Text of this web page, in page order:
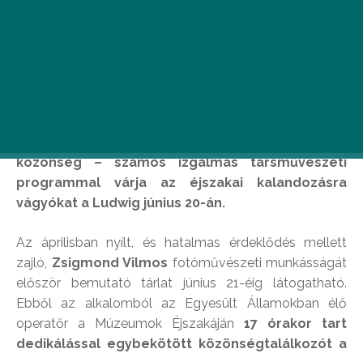
közönség – számos izgalmas társművészeti
programmal várja az éjszakai kalandozásra
vágyókat a Ludwig június 20-án.
Az áprilisban nyílt, és hatalmas érdeklődés mellett
zajló, Zsigmond Vilmos fotóművészeti munkásságát
először bemutató tárlat június 21-éig látogatható.
Ebből az alkalomból az Egyesült Államokban élő
operatőr a Múzeumok Éjszakáján 17 órakor tart
dedikálással egybekötött közönségtalálkozót a